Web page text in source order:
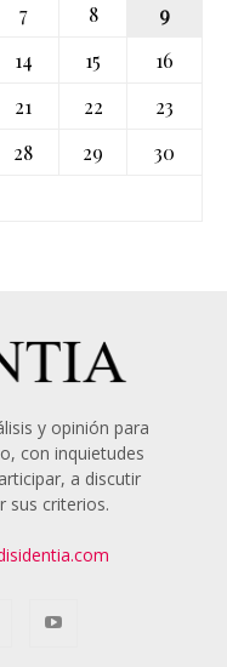
7 8
9
14 15
16
21 22
23
28 29
30
y opinión para
con inquietudes
a discutir
sus criterios.